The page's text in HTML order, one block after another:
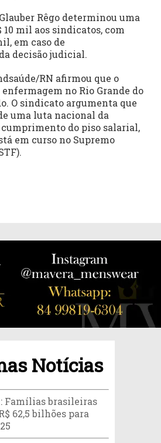
Rêgo determinou uma
mil aos sindicatos, com
em caso de
decisão judicial.
RN afirmou que o
no Rio Grande do
O sindicato argumenta que
uma luta nacional da
do piso salarial,
em curso no Supremo
Notícias
Famílias brasileiras
62,5 bilhões para